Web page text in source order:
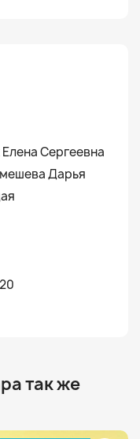
Сергеевна
Дарья
так же